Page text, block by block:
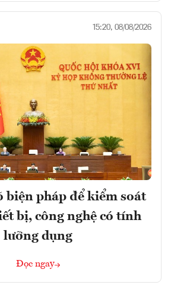
15:20, 08/08/2026
biện pháp để kiểm soát
bị, công nghệ có tính
lưỡng dụng
Đọc ngay